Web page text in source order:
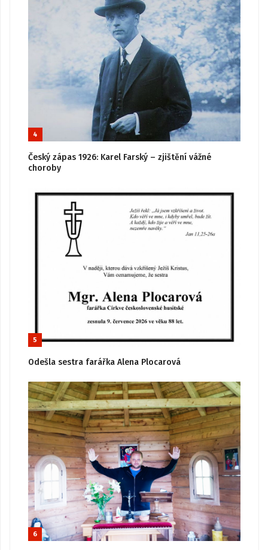
4
Český zápas 1926: Karel Farský – zjištění vážné
choroby
5
Odešla sestra farářka Alena Plocarová
6